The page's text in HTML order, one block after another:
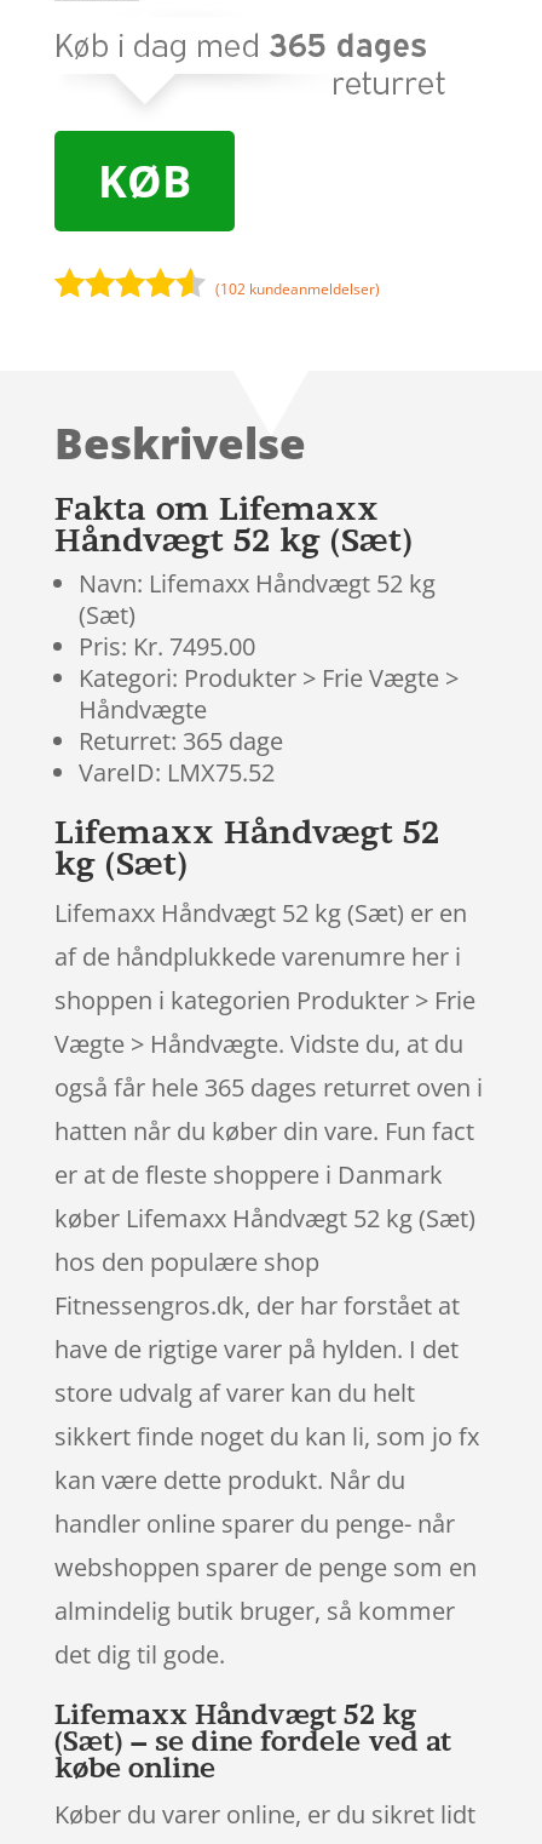
KØB
på
mmelser
(102 kundeanmeldelser)
Beskrivelse
Fakta om Lifemaxx
Håndvægt 52 kg (Sæt)
Navn: Lifemaxx Håndvægt 52 kg
(Sæt)
Pris: Kr. 7495.00
Kategori: Produkter > Frie Vægte >
Håndvægte
Returret: 365 dage
VareID: LMX75.52
Lifemaxx Håndvægt 52
kg (Sæt)
Lifemaxx Håndvægt 52 kg (Sæt) er en
af de håndplukkede varenumre her i
shoppen i kategorien Produkter > Frie
Vægte > Håndvægte. Vidste du, at du
også får hele 365 dages returret oven i
hatten når du køber din vare. Fun fact
er at de fleste shoppere i Danmark
køber Lifemaxx Håndvægt 52 kg (Sæt)
hos den populære shop
Fitnessengros.dk, der har forstået at
have de rigtige varer på hylden. I det
store udvalg af varer kan du helt
sikkert finde noget du kan li, som jo fx
kan være dette produkt. Når du
handler online sparer du penge- når
webshoppen sparer de penge som en
almindelig butik bruger, så kommer
det dig til gode.
Lifemaxx Håndvægt 52 kg
(Sæt) – se dine fordele ved at
købe online
Køber du varer online, er du sikret lidt